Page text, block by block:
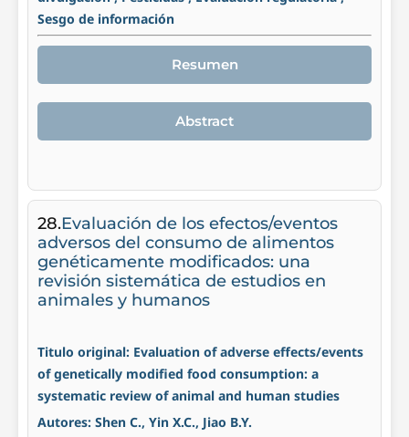
Sesgo de información
Resumen
Abstract
28.Evaluación de los efectos/eventos
adversos del consumo de alimentos
genéticamente modificados: una
revisión sistemática de estudios en
animales y humanos
Titulo original: Evaluation of adverse effects/events
of genetically modified food consumption: a
systematic review of animal and human studies
Autores: Shen C., Yin X.C., Jiao B.Y.